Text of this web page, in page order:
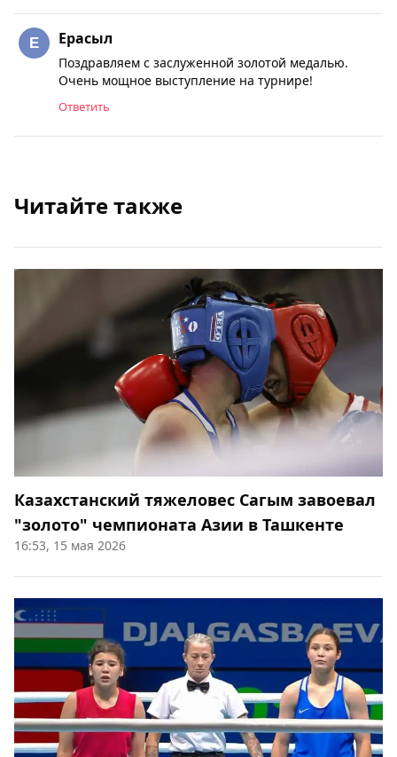
Ерасыл
Поздравляем с заслуженной золотой медалью.
Очень мощное выступление на турнире!
Ответить
Читайте также
Казахстанский тяжеловес Сагым завоевал
"золото" чемпионата Азии в Ташкенте
16:53, 15 мая 2026